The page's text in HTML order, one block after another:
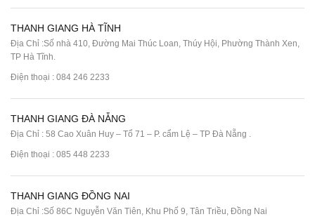
THANH GIANG HÀ TĨNH
Địa Chỉ :Số nhà 410, Đường Mai Thúc Loan, Thúy Hội, Phường Thành Xen,
TP Hà Tĩnh.
Điện thoại : 084 246 2233
THANH GIANG ĐÀ NẴNG
Địa Chỉ : 58 Cao Xuân Huy – Tổ 71 – P. cẩm Lệ – TP Đà Nẵng .
Điện thoại : 085 448 2233
THANH GIANG ĐỒNG NAI
Địa Chỉ :Số 86C Nguyễn Văn Tiên, Khu Phố 9, Tân Triều, Đồng Nai